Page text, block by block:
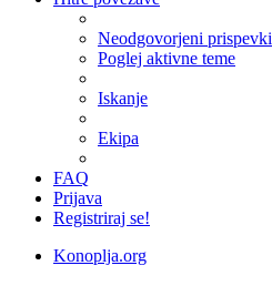
Neodgovorjeni prispevki
Poglej aktivne teme
Iskanje
Ekipa
FAQ
Prijava
Registriraj se!
Konoplja.org